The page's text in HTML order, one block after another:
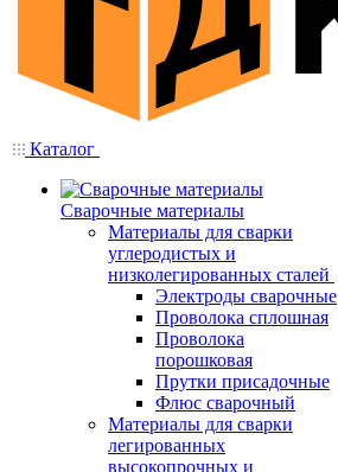
Каталог
Сварочные материалы
Материалы для сварки
углеродистых и
низколегированных сталей
Электроды сварочные
Проволока сплошная
Проволока
порошковая
Прутки присадочные
Флюс сварочный
Материалы для сварки
легированных
высокопрочных и